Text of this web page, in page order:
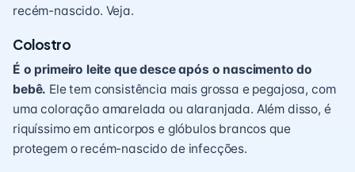
recém-nascido. Veja.
Colostro
É o primeiro leite que desce após o nascimento do
bebê. Ele tem consistência mais grossa e pegajosa, com
uma coloração amarelada ou alaranjada. Além disso, é
riquíssimo em anticorpos e glóbulos brancos que
protegem o recém-nascido de infecções.